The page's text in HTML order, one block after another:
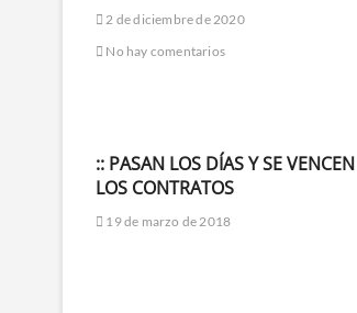
2 de diciembre de 2020
No hay comentarios
:: PASAN LOS DÍAS Y SE VENCEN
LOS CONTRATOS
19 de marzo de 2018